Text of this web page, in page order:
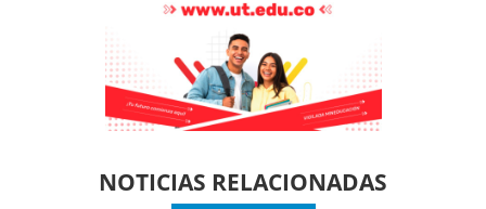
NOTICIAS RELACIONADAS